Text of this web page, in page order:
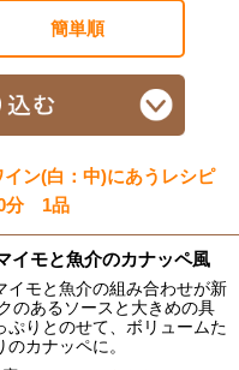
簡単順
ン(白：中)にあうレシピ
分 1品
イモと魚介のカナッペ風
イモと魚介の組み合わせが新
のあるソースと大きめの具
ぷりとのせて、ボリュームた
のカナッペに。